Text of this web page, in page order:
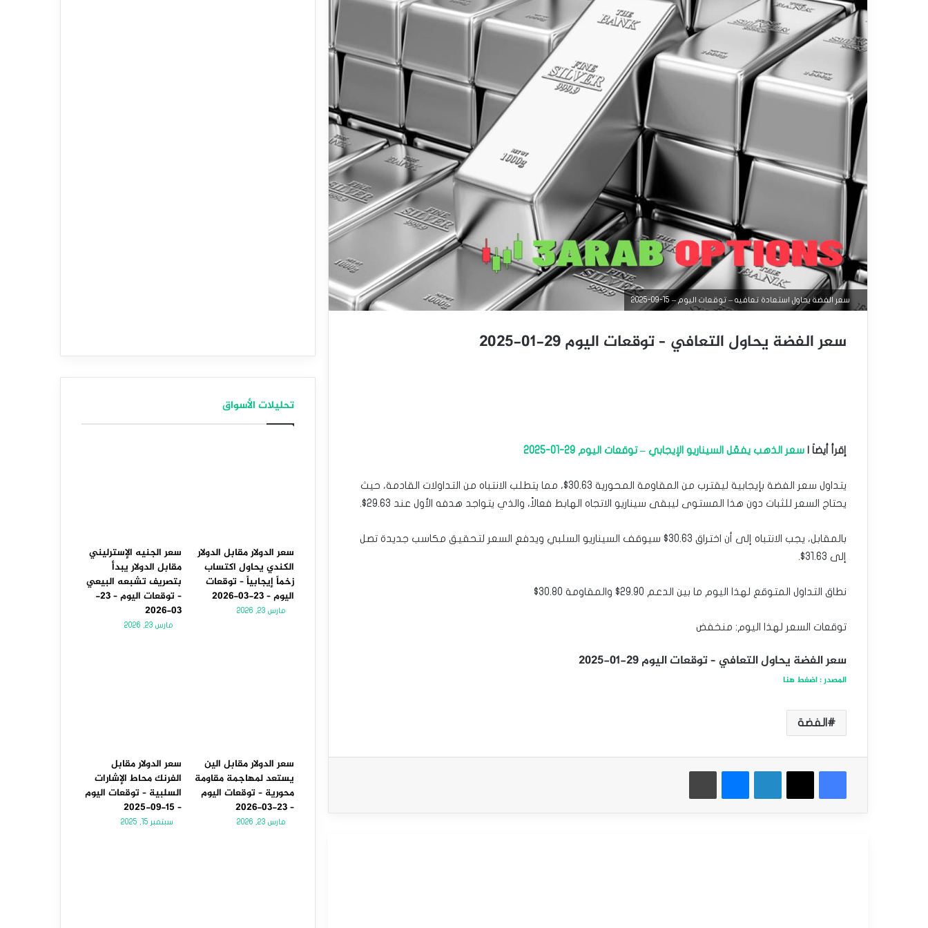
سعر الفضة يحاول استعادة تعافيه – توقعات اليوم – 15-09-2025
سعر الفضة يحاول التعافي – توقعات اليوم 29-01-2025
إقرأ أيضاَ | سعر الذهب يفعّل السيناريو الإيجابي – توقعات اليوم 29-01-2025
يتداول سعر الفضة بإيجابية ليقترب من المقاومة المحورية 30.63$، مما يتطلب الانتباه من التداولات القادمة، حيث
يحتاج السعر للثبات دون هذا المستوى ليبقى سيناريو الاتجاه الهابط فعالاً، والذي يتواجد هدفه الأول عند 29.63$.
بالمقابل، يجب الانتباه إلى أن اختراق 30.63$ سيوقف السيناريو السلبي ويدفع السعر لتحقيق مكاسب جديدة تصل
إلى 31.63$.
نطاق التداول المتوقع لهذا اليوم ما بين الدعم 29.90$ والمقاومة 30.80$
توقعات السعر لهذا اليوم: منخفض
سعر الفضة يحاول التعافي – توقعات اليوم 29-01-2025
المصدر : اضغط هنا
الفضة
فيسبوك
‫X لينكدإن ماسنجر طباعة
تحليلات الأسواق
سعر الدولار مقابل الدولار
الكندي يحاول اكتساب
زخماً إيجابياً – توقعات
اليوم – 23-03-2026
مارس 23, 2026
سعر الجنيه الإسترليني
مقابل الدولار يبدأ
بتصريف تشبعه البيعي
– توقعات اليوم – 23-
03-2026
مارس 23, 2026
سعر الدولار مقابل الين
يستعد لمهاجمة مقاومة
محورية – توقعات اليوم
– 23-03-2026
مارس 23, 2026
سعر الدولار مقابل
الفرنك محاط الإشارات
السلبية – توقعات اليوم
– 15-09-2025
سبتمبر 15, 2025